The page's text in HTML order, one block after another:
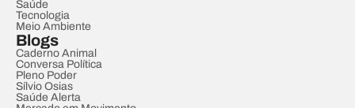
Saúde
Tecnologia
Meio Ambiente
Blogs
Caderno Animal
Conversa Política
Pleno Poder
Sílvio Osias
Saúde Alerta